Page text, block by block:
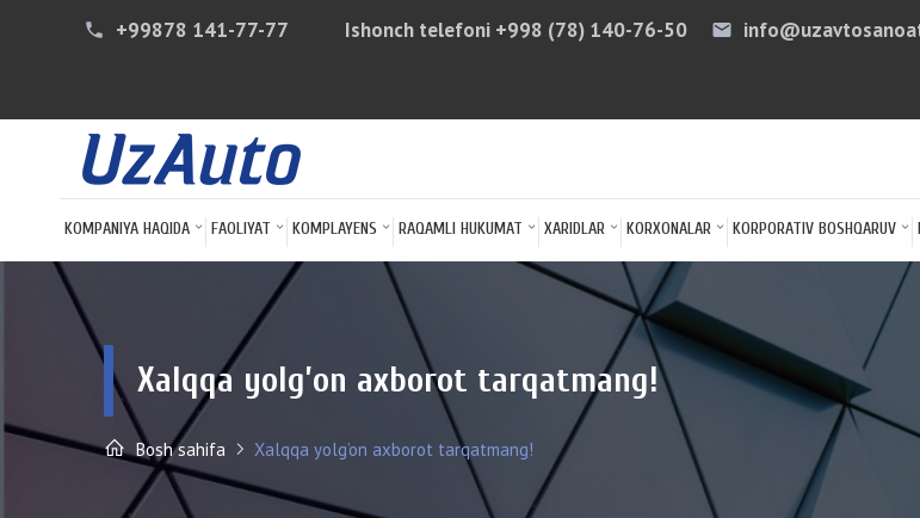
phone +99878 141-77-77 Ishonch telefoni +998 (78) 140-76-50 email
KOMPANIYA HAQIDA FAOLIYAT KOMPLAYENS RAQAMLI HUKUMAT XARIDLAR KORXONALAR KORPORATIV BOSHQARUV
Xalqqa yolg’on axborot tarqatmang!
Bosh sahifa Xalqqa yolg’on axborot tarqatmang!